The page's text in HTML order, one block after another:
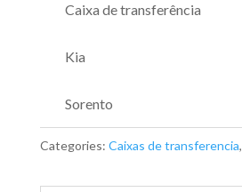
Caixa de transferência
Kia
Sorento
Categories: Caixas de transferencia,